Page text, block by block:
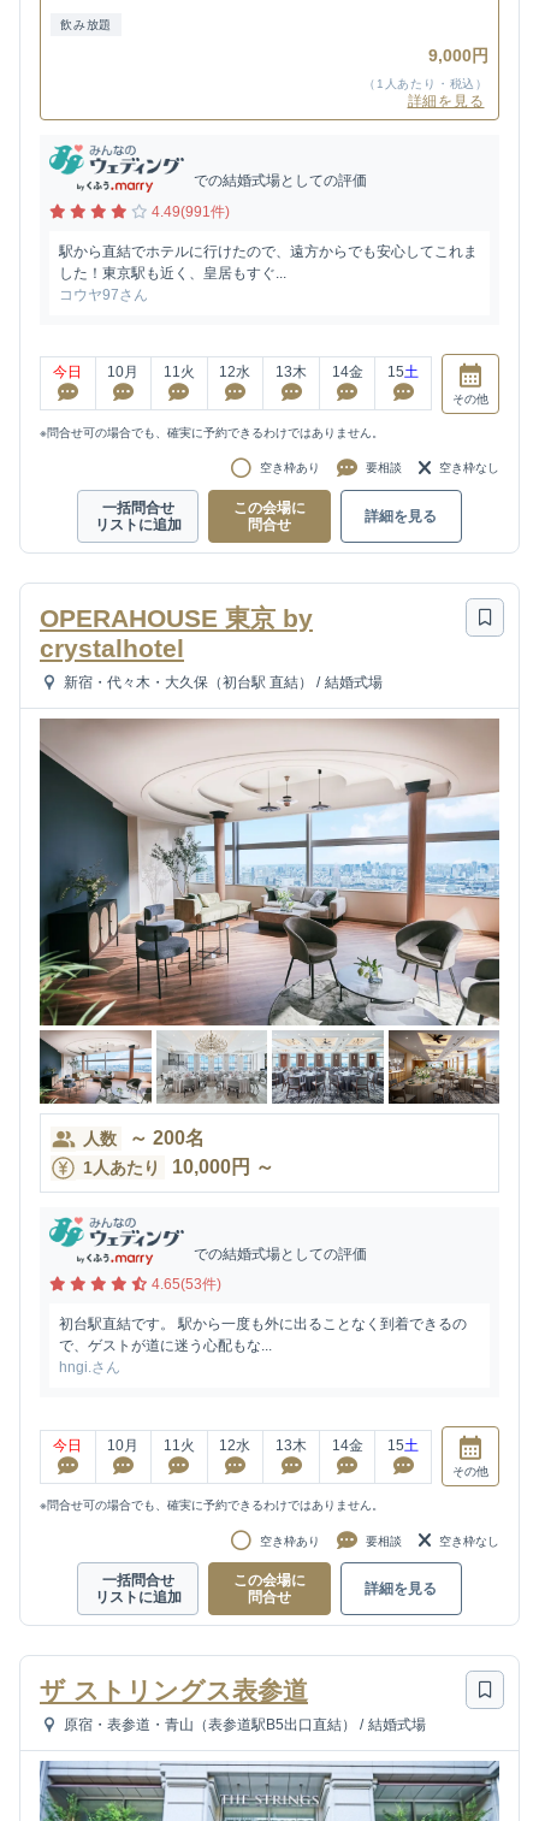
飲み放題
9,000円
（1人あたり・税込）
詳細を見る
での結婚式場としての評価
4.49(991件)
駅から直結でホテルに行けたので、遠方からでも安心してこれま
した！東京駅も近く、皇居もすぐ...
コウヤ97さん
今日 10月 11火 12水 13木 14金 15土
その他
※問合せ可の場合でも、確実に予約できるわけではありません。
空き枠あり 要相談 空き枠なし
一括問合せ
リストに追加
この会場に
問合せ
詳細を見る
OPERAHOUSE 東京 by
crystalhotel
新宿・代々木・大久保（初台駅 直結） / 結婚式場
人数 ～ 200名
1人あたり 10,000円 ～
での結婚式場としての評価
4.65(53件)
初台駅直結です。 駅から一度も外に出ることなく到着できるの
で、ゲストが道に迷う心配もな...
hngi.さん
今日 10月 11 火 12水 13木 14金 15土
その他
※問合せ可の場合でも、確実に予約できるわけではありません。
空き枠あり 要相談 空き枠なし
一括問合せ
リストに追加
この会場に
問合せ
詳細を見る
ザ ストリングス表参道
原宿・表参道・青山（表参道駅B5出口直結） / 結婚式場